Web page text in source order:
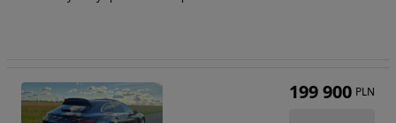
199 900 PLN